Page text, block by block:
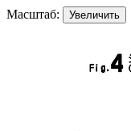
Масштаб: Увеличить